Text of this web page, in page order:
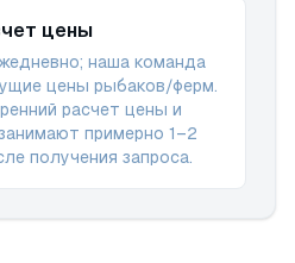
цены
наша команда
цены рыбаков/ферм.
расчет цены и
примерно 1–2
получения запроса.